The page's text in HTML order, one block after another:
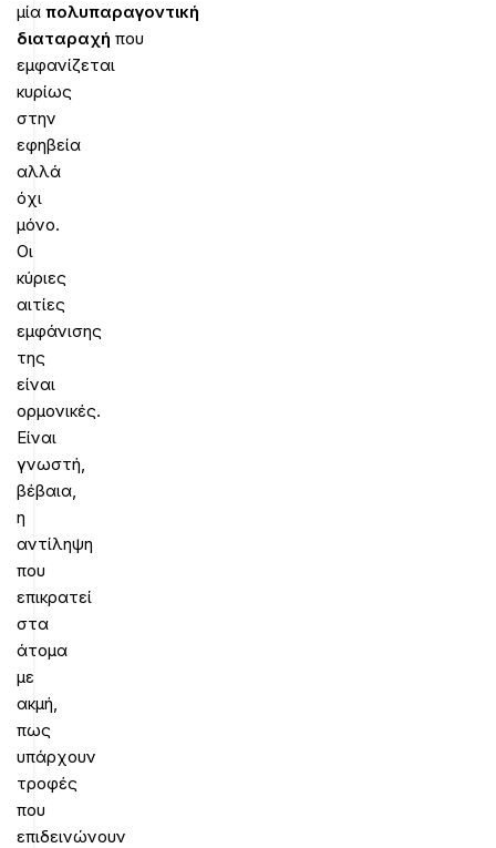
μία πολυπαραγοντική
διαταραχή που
εμφανίζεται
κυρίως
στην
εφηβεία
αλλά
όχι
μόνο.
Οι
κύριες
αιτίες
εμφάνισης
της
είναι
ορμονικές.
Είναι
γνωστή,
βέβαια,
η
αντίληψη
που
επικρατεί
στα
άτομα
με
ακμή,
πως
υπάρχουν
τροφές
που
επιδεινώνουν